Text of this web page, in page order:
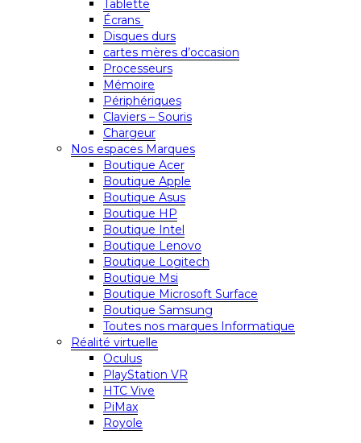
Tablette
Écrans
Disques durs
cartes mères d’occasion
Processeurs
Mémoire
Périphériques
Claviers – Souris
Chargeur
Nos espaces Marques
Boutique Acer
Boutique Apple
Boutique Asus
Boutique HP
Boutique Intel
Boutique Lenovo
Boutique Logitech
Boutique Msi
Boutique Microsoft Surface
Boutique Samsung
Toutes nos marques Informatique
Réalité virtuelle
Oculus
PlayStation VR
HTC Vive
PiMax
Royole